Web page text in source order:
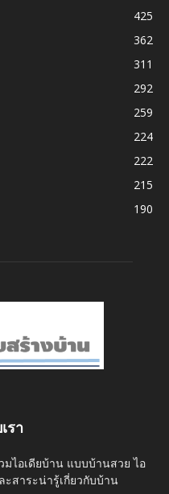
425
362
311
292
259
224
222
215
190
รา
ไอเดียบ้าน แบบบ้านสวย ไอ
ะสาระน่ารู้เกี่ยวกับบ้าน